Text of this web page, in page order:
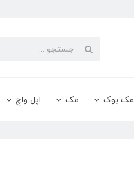
جستجو
مک بوک مک اپل واچ